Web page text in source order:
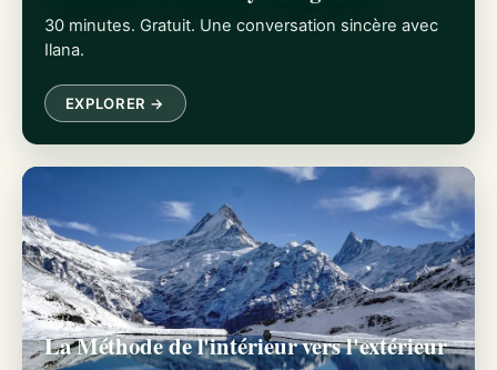
30 minutes. Gratuit. Une conversation sincère avec
Ilana.
EXPLORER →
La Méthode de l'intérieur vers l'extérieur